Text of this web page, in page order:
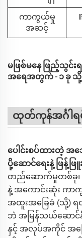
ကာကွယ်မှု
အဆင့်
မဖြစ်မနေ ဖြည့်သွင်း
အရေအတွက် - ၁ ခု
ထုတ်ကုန်အင်္ဂါရပ်
ပေါင်းစပ်ထားတဲ့
ပို့ဆောင်ရေးနဲ့ ဖြန့်ဖြူ
တည်ဆောက်မှုတစ်ခု၊
နဲ့ အကောင်းဆုံး ကာ
အထူးအခြေခံ (သို့) ရ
ဘဲ အမြန်သယ်ဆော
နှင့် အလုပ်အကိုင် အခြ